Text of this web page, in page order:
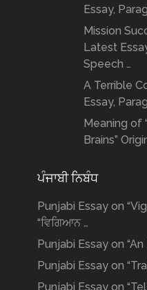
Essay,
Mission
Latest
Speech …
A Terrible
Essay,
Meaning of
Brains”
ਪੰਜਾਬੀ ਨਿਬੰਧ
Punjabi Essay on
“ਵਿਗਿਆਨ …
Punjabi Essay on
Punjabi Essay on
Punjabi Essay on